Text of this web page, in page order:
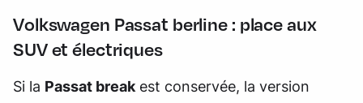
Volkswagen Passat berline : place aux
SUV et électriques
Si la Passat break est conservée, la version